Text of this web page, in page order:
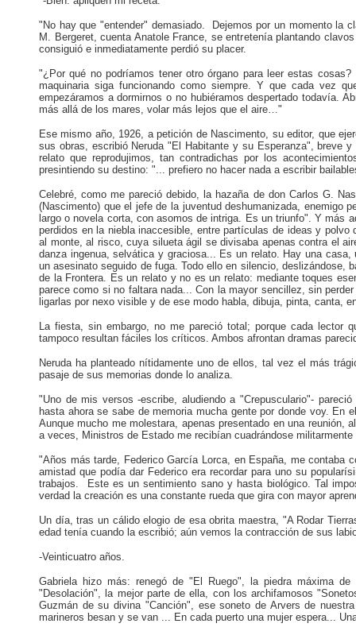
"No hay que "entender" demasiado. Dejemos por un momento la
M. Bergeret, cuenta Anatole France, se entretenía plantando
consiguió e inmediatamente perdió su placer.
"¿Por qué no podríamos tener otro órgano para leer estas
maquinaria siga funcionando como siempre. Y que cada vez
empezáramos a dormirnos o no hubiéramos despertado todavía.
más allá de los mares, volar más lejos que el aire…"
Ese mismo año, 1926, a petición de Nascimento, su editor, que
sus obras, escribió Neruda "El Habitante y su Esperanza", breve
relato que reprodujimos, tan contradichas por los
presintiendo su destino: "... prefiero no hacer nada a escribir
Celebré, como me pareció debido, la hazaña de don Carlos G.
(Nascimento) que el jefe de la juventud deshumanizada, enemigo
largo o novela corta, con asomos de intriga. Es un triunfo". Y más
perdidos en la niebla inaccesible, entre partículas de ideas y
al monte, al risco, cuya silueta ágil se divisaba apenas contra el
danza ingenua, selvática y graciosa... Es un relato. Hay una
un asesinato seguido de fuga. Todo ello en silencio, deslizándose,
de la Frontera. Es un relato y no es un relato: mediante toques
parece como si no faltara nada... Con la mayor sencillez, sin
ligarlas por nexo visible y de ese modo habla, dibuja, pinta, canta,
La fiesta, sin embargo, no me pareció total; porque cada
tampoco resultan fáciles los críticos. Ambos afrontan dramas
Neruda ha planteado nítidamente uno de ellos, tal vez el más
pasaje de sus memorias donde lo analiza.
"Uno de mis versos -escribe, aludiendo a "Crepusculario"-
hasta ahora se sabe de memoria mucha gente por donde voy.
Aunque mucho me molestara, apenas presentado en una
a veces, Ministros de Estado me recibían cuadrándose
"Años más tarde, Federico García Lorca, en España, me contaba
amistad que podía dar Federico era recordar para uno su
trabajos. Este es un sentimiento sano y hasta biológico. Tal
verdad la creación es una constante rueda que gira con mayor
Un día, tras un cálido elogio de esa obrita maestra, "A Rodar
edad tenía cuando la escribió; aún vemos la contracción de sus
-Veinticuatro años.
Gabriela hizo más: renegó de "El Ruego", la piedra máxima
"Desolación", la mejor parte de ella, con los archifamosos
Guzmán de su divina "Canción", ese soneto de Arvers de
marineros besan y se van ... En cada puerto una mujer espera...